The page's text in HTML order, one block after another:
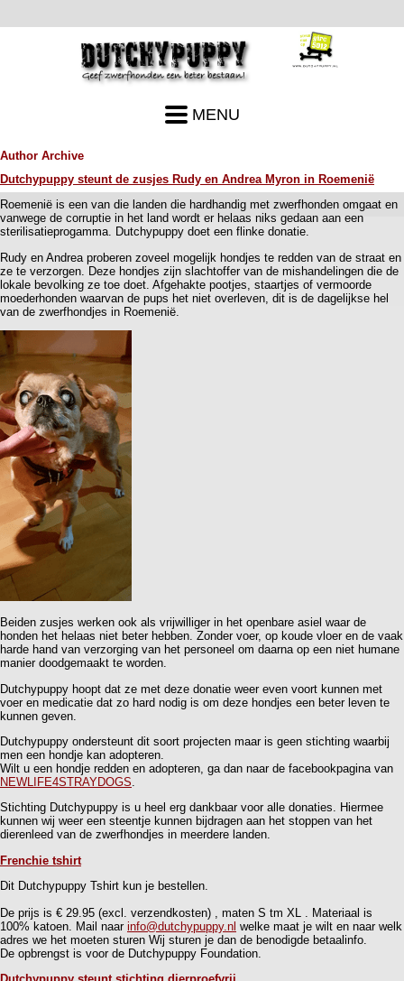
MENU
Author Archive
Dutchypuppy steunt de zusjes Rudy en Andrea Myron in Roemenië
Roemenië is een van die landen die hardhandig met zwerfhonden omgaat en
vanwege de corruptie in het land wordt er helaas niks gedaan aan een
sterilisatieprogamma. Dutchypuppy doet een flinke donatie.
Rudy en Andrea proberen zoveel mogelijk hondjes te redden van de straat en
ze te verzorgen. Deze hondjes zijn slachtoffer van de mishandelingen die de
lokale bevolking ze toe doet. Afgehakte pootjes, staartjes of vermoorde
moederhonden waarvan de pups het niet overleven, dit is de dagelijkse hel
van de zwerfhondjes in Roemenië.
Beiden zusjes werken ook als vrijwilliger in het openbare asiel waar de
honden het helaas niet beter hebben. Zonder voer, op koude vloer en de vaak
harde hand van verzorging van het personeel om daarna op een niet humane
manier doodgemaakt te worden.
Dutchypuppy hoopt dat ze met deze donatie weer even voort kunnen met
voer en medicatie dat zo hard nodig is om deze hondjes een beter leven te
kunnen geven.
Dutchypuppy ondersteunt dit soort projecten maar is geen stichting waarbij
men een hondje kan adopteren.
Wilt u een hondje redden en adopteren, ga dan naar de facebookpagina van
NEWLIFE4STRAYDOGS
Stichting Dutchypuppy is u heel erg dankbaar voor alle donaties. Hiermee
kunnen wij weer een steentje kunnen bijdragen aan het stoppen van het
dierenleed van de zwerfhondjes in meerdere landen.
Frenchie tshirt
Dit Dutchypuppy Tshirt kun je bestellen.
De prijs is € 29.95 (excl. verzendkosten) , maten S tm XL . Materiaal is
100% katoen. Mail naar info@dutchypuppy.nl welke maat je wilt en naar welk
adres we het moeten sturen Wij sturen je dan de benodigde betaalinfo.
De opbrengst is voor de Dutchypuppy Foundation.